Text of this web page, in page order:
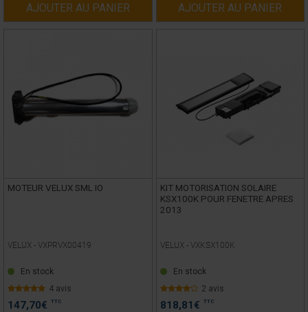
AJOUTER AU PANIER AJOUTER AU PANIER
MOTEUR VELUX SML IO
VELUX - VXPRVX00419
En stock
4 avis
147,70€ TTC
KIT MOTORISATION SOLAIRE
KSX100K POUR FENETRE APRES
2013
VELUX - VXKSX100K
En stock
2 avis
818,81 € TTC